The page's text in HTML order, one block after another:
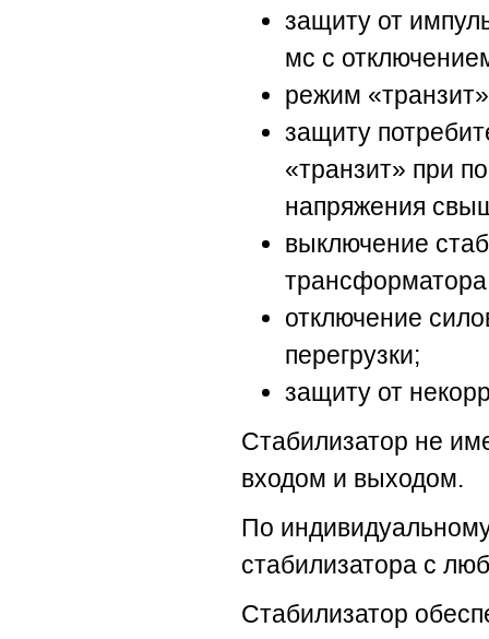
защиту от
мс с
режим
защиту
«транзит» при
напряжения
выключение
отключение
перегрузки;
защиту от
Стабилизатор не
входом и выходом.
По
стабилизатора с
Стабилизатор